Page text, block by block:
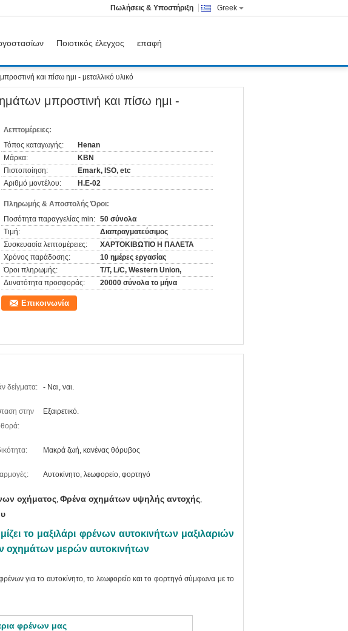
Greek
Πωλήσεις & Υποστήριξη
Ποιοτικός έλεγχος
επαφή
και πίσω ημι - μεταλλικό υλικό
μπροστινή και πίσω ημι -
Λεπτομέρειες:
Τόπος καταγωγής:
Henan
Μάρκα:
KBN
Πιστοποίηση:
Emark, ISO, etc
Αριθμό μοντέλου:
Η.Ε-02
Πληρωμής & Αποστολής Όροι:
Ποσότητα παραγγελίας min: 50 σύνολα
Τιμή:
Διαπραγματεύσιμος
Συσκευασία λεπτομέρειες:
ΧΑΡΤΟΚΙΒΩΤΙΟ Η ΠΑΛΕΤΑ
Χρόνος παράδοσης:
10 ημέρες εργασίας
Όροι πληρωμής:
T/T, L/C, Western Union,
Δυνατότητα προσφοράς:
20000 σύνολα το μήνα
Επικοινωνία
δείγματα: - Ναι, ναι.
στην
Εξαιρετικό.
Μακρά ζωή, κανένας θόρυβος
Αυτοκίνητο, λεωφορείο, φορτηγό
οχήματος, Φρένα οχημάτων υψηλής αντοχής,
το μαξιλάρι φρένων αυτοκινήτων μαξιλαριών
οχημάτων μερών αυτοκινήτων
για το αυτοκίνητο, το λεωφορείο και το φορτηγό σύμφωνα με το
φρένων μας